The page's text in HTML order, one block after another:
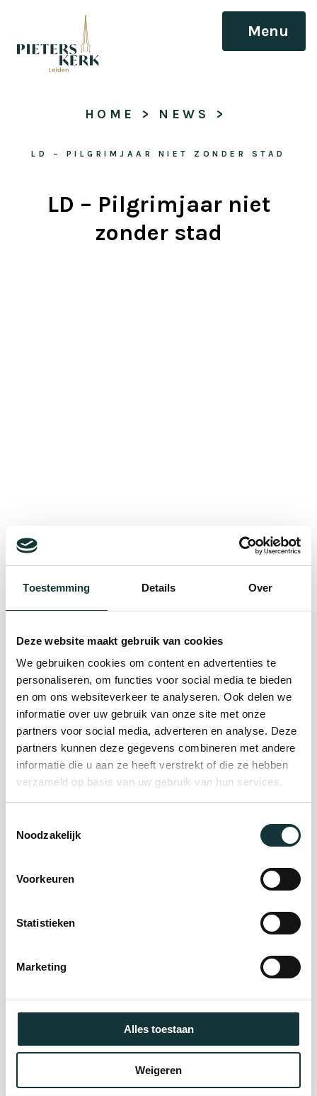
Toestemming Details Over
Deze website maakt gebruik van cookies
We gebruiken cookies om content en advertenties te
personaliseren, om functies voor social media te bieden
en om ons websiteverkeer te analyseren. Ook delen we
informatie over uw gebruik van onze site met onze
partners voor social media, adverteren en analyse. Deze
partners kunnen deze gegevens combineren met andere
informatie die u aan ze heeft verstrekt of die ze hebben
verzameld op basis van uw gebruik van hun services.
Noodzakelijk
Voorkeuren
Statistieken
Marketing
Alles toestaan
Weigeren
Menu
HOME > NEWS >
LD – PILGRIMJAAR NIET ZONDER STAD
LD – Pilgrimjaar niet
zonder stad
Bekijk alle blogberichten
Plan je bezoek
Evenement
organiseren
Steun ons
Auditie
De Pieterskerk als
Onderhoud &